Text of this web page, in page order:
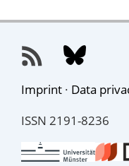
Imprint · Data
ISSN 2191-8236